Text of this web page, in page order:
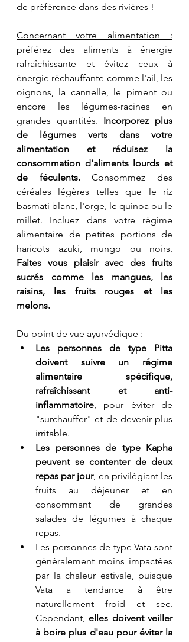
de préférence dans des rivières !
Concernant votre alimentation :
préférez des aliments à énergie
rafraîchissante et évitez ceux à
énergie réchauffante comme l'ail, les
oignons, la cannelle, le piment ou
encore les légumes-racines en
grandes quantités. Incorporez plus
de légumes verts dans votre
alimentation et réduisez la
consommation d'aliments lourds et
de féculents. Consommez des
céréales légères telles que le riz
basmati blanc, l'orge, le quinoa ou le
millet. Incluez dans votre régime
alimentaire de petites portions de
Faites vous plaisir avec des fruits
sucrés comme les mangues, les
raisins, les fruits rouges et les
melons.
Du point de vue ayurvédique :
Les personnes de type Pitta
doivent suivre un régime
alimentaire spécifique,
rafraîchissant et anti-
inflammatoire , pour éviter de
"surchauffer" et de devenir plus
irritable.
Les personnes de type Kapha
peuvent se contenter de deux
repas par jour, en privilégiant les
fruits au déjeuner et en
consommant de grandes
salades de légumes à chaque
repas.
Les personnes de type Vata sont
généralement moins impactées
par la chaleur estivale, puisque
Vata a tendance à être
naturellement froid et sec.
Cependant, elles doivent veiller
à boire plus d'eau pour éviter la